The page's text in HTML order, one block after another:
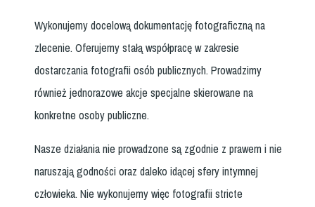
Wykonujemy docelową dokumentację fotograficzną na
zlecenie. Oferujemy stałą współpracę w zakresie
dostarczania fotografii osób publicznych. Prowadzimy
również jednorazowe akcje specjalne skierowane na
konkretne osoby publiczne.
Nasze działania nie prowadzone są zgodnie z prawem i nie
naruszają godności oraz daleko idącej sfery intymnej
człowieka. Nie wykonujemy więc fotografii stricte